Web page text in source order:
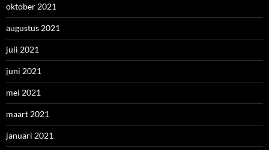
oktober 2021
augustus 2021
juli 2021
juni 2021
mei 2021
maart 2021
januari 2021